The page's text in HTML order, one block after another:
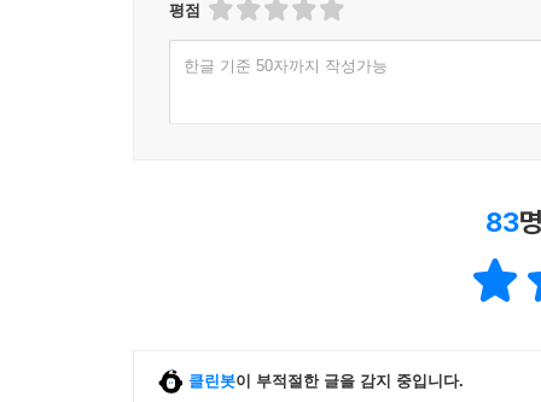
평점
한글 기준 50자까지 작성가능
83
클린봇이 부적절한 글을 감지 중입니다.